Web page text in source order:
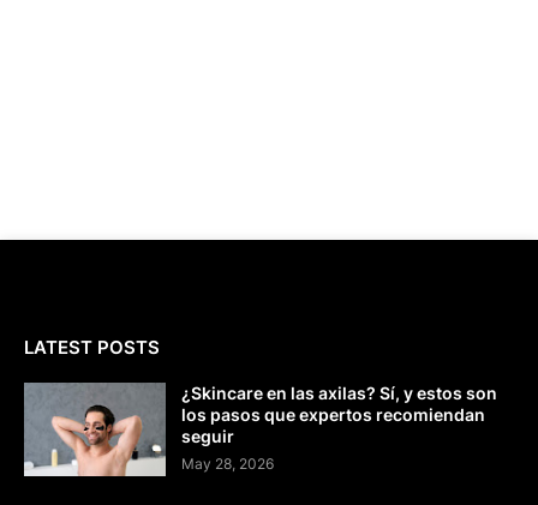
LATEST POSTS
¿Skincare en las axilas? Sí, y estos son
los pasos que expertos recomiendan
seguir
May 28, 2026